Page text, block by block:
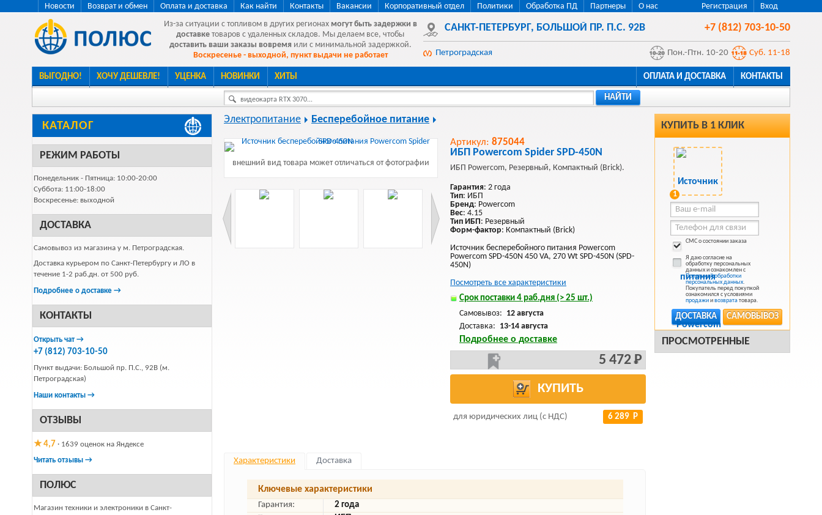
Регистрация Вход
Новости Возврат и обмен Оплата и доставка Как найти Контакты Вакансии Корпоративный отдел Политики Обработка ПД Партнеры
О нас
Из-за ситуации с топливом в других регионах могут быть задержки в
доставке товаров с удаленных складов. Мы делаем все, чтобы
доставить ваши заказы вовремя или с минимальной задержкой.
Воскресенье - выходной, пункт выдачи не работает
САНКТ-ПЕТЕРБУРГ, БОЛЬШОЙ ПР. П.С. 92В +7 (812) 703-10-50
Петроградская Пон.-Птн. 10-20 Суб. 11-18
ВЫГОДНО! ХОЧУ ДЕШЕВЛЕ! УЦЕНКА НОВИНКИ ХИТЫ ОПЛАТА И ДОСТАВКА КОНТАКТЫ
видеокарта RTX 3070... НАЙТИ
КАТАЛОГ
РЕЖИМ РАБОТЫ
Понедельник - Пятница: 10:00-20:00
Суббота: 11:00-18:00
Воскресенье: выходной
ДОСТАВКА
Самовывоз из магазина у м. Петроградская.
Доставка курьером по Санкт-Петербургу и ЛО в
течение 1-2 раб.дн. от 500 руб.
Подробнее о доставке →
КОНТАКТЫ
Открыть чат →
+7 (812) 703-10-50
Пункт выдачи: Большой пр. П.С., 92В (м.
Петроградская)
Наши контакты →
ОТЗЫВЫ
★ 4,7 · 1639 оценок на Яндексе
Читать отзывы →
ПОЛЮС
Магазин техники и электроники в Санкт-
КУПИТЬ В 1 КЛИК
1
СМС о состоянии заказа
Я даю согласие на
обработку персональных
данных и ознакомлен с
Политикой обработки
персональных данных.
Покупатель перед покупкой
ознакомился с условиями
продажиивозврататовара.
САМОВЫВОЗ
ДОСТАВКА
ПРОСМОТРЕННЫЕ
Электропитание Бесперебойное питание
внешний вид товара может отличаться от фотографии
Артикул: 875044
ИБП Powercom Spider SPD-450N
ИБП Powercom, Резервный, Компактный (Brick).
Гарантия: 2 года
Тип: ИБП
Бренд: Powercom
Вес: 4.15
Тип ИБП: Резервный
Форм-фактор: Компактный (Brick)
Источник бесперебойного питания Powercom
Powercom SPD-450N 450 VA, 270 Wt SPD-450N (SPD-
450N)
Посмотреть все характеристики
Срок поставки 4 раб.дня (> 25 шт.)
Самовывоз: 12 августа
Доставка: 13-14 августа
Подробнее о доставке
5 472 Р
КУПИТЬ
для юридических лиц (с НДС) 6 289 Р
Характеристики Доставка
Ключевые характеристики
Гарантия:
2 года